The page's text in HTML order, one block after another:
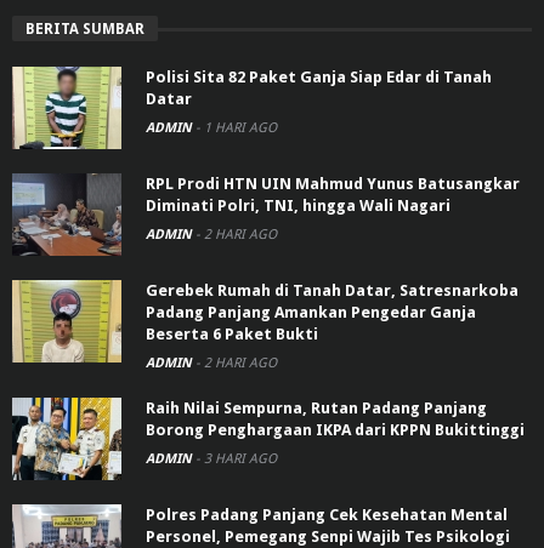
BERITA SUMBAR
Polisi Sita 82 Paket Ganja Siap Edar di Tanah
Datar
ADMIN - 1 HARI AGO
RPL Prodi HTN UIN Mahmud Yunus Batusangkar
Diminati Polri, TNI, hingga Wali Nagari
ADMIN - 2 HARI AGO
Gerebek Rumah di Tanah Datar, Satresnarkoba
Padang Panjang Amankan Pengedar Ganja
Beserta 6 Paket Bukti
ADMIN - 2 HARI AGO
Raih Nilai Sempurna, Rutan Padang Panjang
Borong Penghargaan IKPA dari KPPN Bukittinggi
ADMIN - 3 HARI AGO
Polres Padang Panjang Cek Kesehatan Mental
Personel, Pemegang Senpi Wajib Tes Psikologi